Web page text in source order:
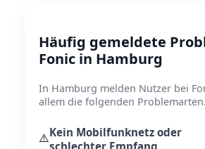
Häufig gemeldete
Fonic in Hamburg
In Hamburg melden Nutzer bei
allem die folgenden Problemarten.
⚠️Kein Mobilfunknetz oder